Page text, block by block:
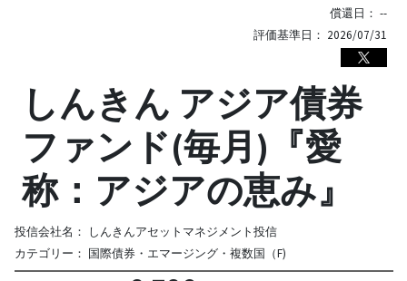
償還日： --
評価基準日： 2026/07/31
しんきん アジア債券
ファンド(毎月)『愛
称：アジアの恵み』
投信会社名： しんきんアセットマネジメント投信
カテゴリー： 国際債券・エマージング・複数国（F)